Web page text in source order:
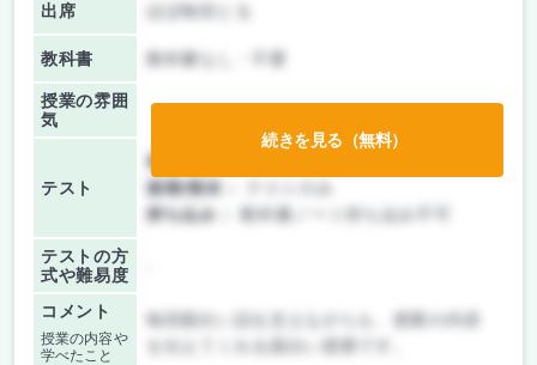
出席 ほぼ毎回とる
教科書 教科書なし・不要
授業の雰囲
気
テスト
前期/中間：
後期/期末：
持ち込み：
教科書ノート持ち込み不可
テストの方
式や難易度
コメント
授業の内容や
学べたこと
毎回面白い話を交えながらも、授業の内容
続きを見る（無料）